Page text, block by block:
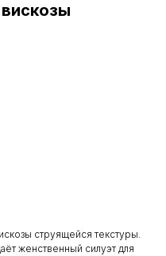
струящейся текстуры.
женственный силуэт для